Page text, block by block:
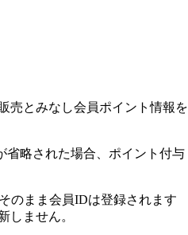
売とみなし会員ポイント情報を
省略された場合、ポイント付与
のまま会員IDは登録されます
しません。